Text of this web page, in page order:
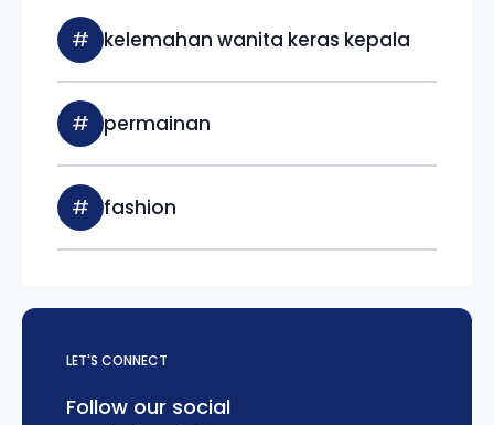
# kelemahan wanita keras kepala
# permainan
# fashion
LET'S CONNECT
Follow our social